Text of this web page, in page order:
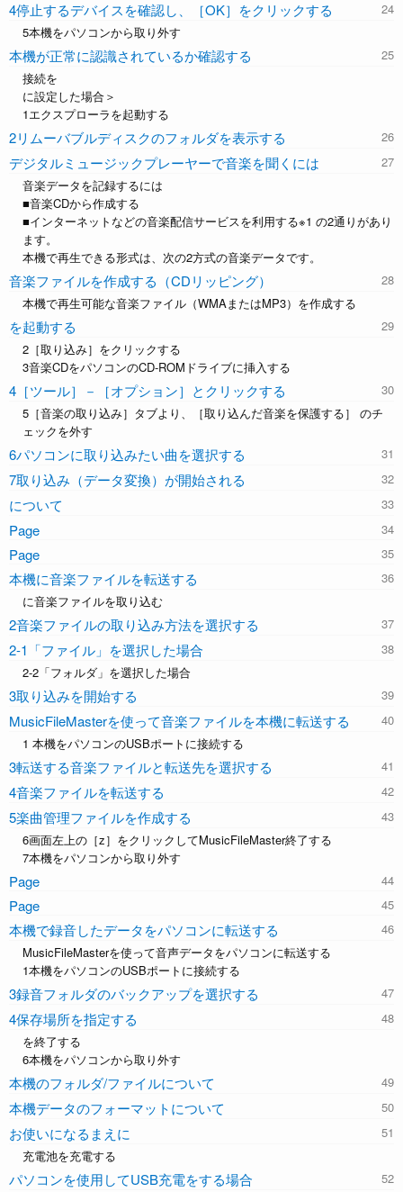
4停止するデバイスを確認し、［OK］をクリックする
5本機をパソコンから取り外す
本機が正常に認識されているか確認する
接続を
に設定した場合＞
1エクスプローラを起動する
2リムーバブルディスクのフォルダを表示する
デジタルミュージックプレーヤーで音楽を聞くには
音楽データを記録するには
■音楽CDから作成する
■インターネットなどの音楽配信サービスを利用する※1 の2通りがあり
ます。
本機で再生できる形式は、次の2方式の音楽データです。
音楽ファイルを作成する（CDリッピング）
本機で再生可能な音楽ファイル（WMAまたはMP3）を作成する
を起動する
2［取り込み］をクリックする
3音楽CDをパソコンのCD-ROMドライブに挿入する
4［ツール］－［オプション］とクリックする
5［音楽の取り込み］タブより、［取り込んだ音楽を保護する］ のチ
ェックを外す
6パソコンに取り込みたい曲を選択する
7取り込み（データ変換）が開始される
について
Page
Page
本機に音楽ファイルを転送する
に音楽ファイルを取り込む
2音楽ファイルの取り込み方法を選択する
2-1「ファイル」を選択した場合
2-2「フォルダ」を選択した場合
3取り込みを開始する
MusicFileMasterを使って音楽ファイルを本機に転送する
1 本機をパソコンのUSBポートに接続する
3転送する音楽ファイルと転送先を選択する
4音楽ファイルを転送する
5楽曲管理ファイルを作成する
6画面左上の［z］をクリックしてMusicFileMaster終了する
7本機をパソコンから取り外す
Page
Page
本機で録音したデータをパソコンに転送する
MusicFileMasterを使って音声データをパソコンに転送する
1本機をパソコンのUSBポートに接続する
3録音フォルダのバックアップを選択する
4保存場所を指定する
を終了する
6本機をパソコンから取り外す
本機のフォルダ/ファイルについて
本機データのフォーマットについて
お使いになるまえに
充電池を充電する
パソコンを使用してUSB充電をする場合